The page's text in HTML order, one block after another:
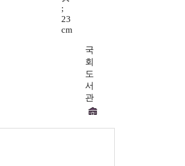
;
23
cm
국
회
도
서
관